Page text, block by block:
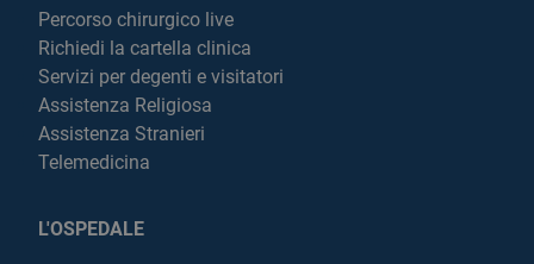
Percorso chirurgico live
Richiedi la cartella clinica
Servizi per degenti e visitatori
Assistenza Religiosa
Assistenza Stranieri
Telemedicina
L'OSPEDALE